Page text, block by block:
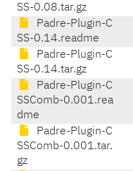
SS-0.08.tar.gz
Padre-Plugin-C
SS-0.14.readme
Padre-Plugin-C
SS-0.14.tar.gz
Padre-Plugin-C
SSComb-0.001.rea
dme
Padre-Plugin-C
SSComb-0.001.tar.
gz